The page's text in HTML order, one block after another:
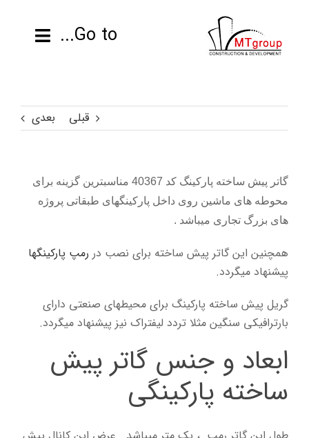
Go to...
محصولات
اطلاعات فنی
رزومه
قبلی بعدی
گاتر پیش ساخته پارکینگ کد 40367 مناسبترین گزینه برای
محوطه های ماشین روی داخل پارکینگهای طبقاتی پروژه
های بزرگ تجاری میباشد .
همچنین این گاتر پیش ساخته برای نصب در رمپ پارکینگها
پیشنهاد میگردد.
گریل پیش ساخته پارکینگ برای محیطهای صنعتی دارای
بارترافیکی سنگین مثلا تردد لیفتراک نیز پیشنهاد میگردد.
ابعاد و جنس گاتر پیش
ساخته پارکینگی